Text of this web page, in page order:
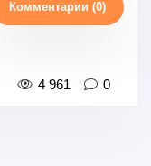
Комментарии (0)
4 961 0